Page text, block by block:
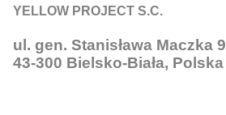
YELLOW PROJECT S.C.
ul. gen. Stanisława Maczka 9
43-300 Bielsko-Biała, Polska